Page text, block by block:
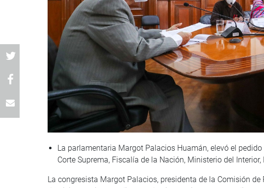
La parlamentaria Margot Palacios Huamán, elevó el
Corte Suprema, Fiscalía de la Nación, Ministerio del
La congresista Margot Palacios, presidenta de la Comisión